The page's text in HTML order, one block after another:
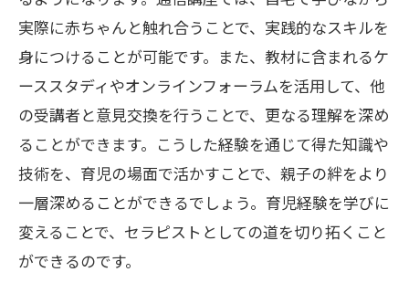
実際に赤ちゃんと触れ合うことで、実践的なスキルを
身につけることが可能です。また、教材に含まれるケ
ーススタディやオンラインフォーラムを活用して、他
の受講者と意見交換を行うことで、更なる理解を深め
ることができます。こうした経験を通じて得た知識や
技術を、育児の場面で活かすことで、親子の絆をより
一層深めることができるでしょう。育児経験を学びに
変えることで、セラピストとしての道を切り拓くこと
ができるのです。